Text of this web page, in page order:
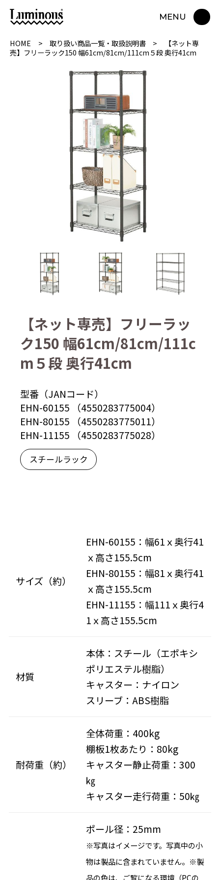
MENU
HOME 取り扱い商品一覧・取扱説明書
【ネット専
売】フリーラック150 幅61cm/81cm/111cm５段 奥行41cm
【ネット専売】フリーラッ
ク150 幅61cm/81cm/111c
m５段 奥行41cm
型番（JANコード）
EHN-60155 （4550283775004）
EHN-80155 （4550283775011）
EHN-11155 （4550283775028）
スチールラック
サイズ（約）
EHN-60155：幅61ｘ奥行41
ｘ高さ155.5cm
EHN-80155：幅81ｘ奥行41
ｘ高さ155.5cm
EHN-11155：幅111ｘ奥行4
1ｘ高さ155.5cm
材質
本体：スチール（エポキシ
ポリエステル樹脂）
キャスター：ナイロン
スリーブ：ABS樹脂
耐荷重（約）
全体荷重：400kg
棚板1枚あたり：80kg
キャスター静止荷重：300
㎏
キャスター走行荷重：50㎏
ポール径：25mm
※写真はイメージです。写真中の小
物は製品に含まれていません。※製
品の色は、ご覧になる環境（PCの